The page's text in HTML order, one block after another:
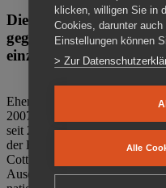
Die Gedenkstätte
gegen das Vergessen.
einzigartig.
Ehemalige politische
2007 den Verein
seit 2011 Eigentümer des
der Bautzener Straße und
Cottbus ist. Im Zentrum der
Auseinandersetzung mit
klicken, willigen Sie in
Cookies, darunter
Einstellungen können
> Zur
Alle